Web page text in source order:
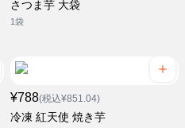
さつま芋 大袋
1袋
¥788(税込¥851.04)
冷凍 紅天使 焼き芋